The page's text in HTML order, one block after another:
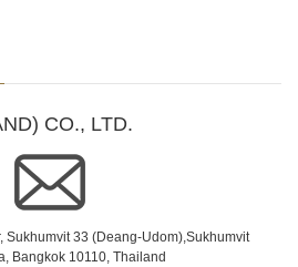
CO., LTD.
Sukhumvit 33 (Deang-Udom),Sukhumvit
Bangkok 10110, Thailand